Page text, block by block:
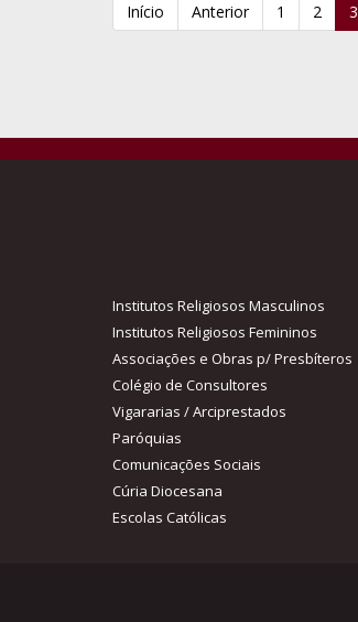
Início Anterior 1 2 3
Institutos Religiosos Masculinos
Institutos Religiosos Femininos
Associações e Obras p/ Presbíteros
Colégio de Consultores
Vigararias / Arciprestados
Paróquias
Comunicações Sociais
Cúria Diocesana
Escolas Católicas